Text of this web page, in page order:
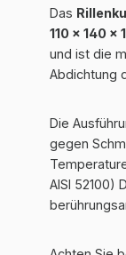
Das
110 × 140 ×
und ist die
Abdichtung
Die
gegen
AISI 52100)